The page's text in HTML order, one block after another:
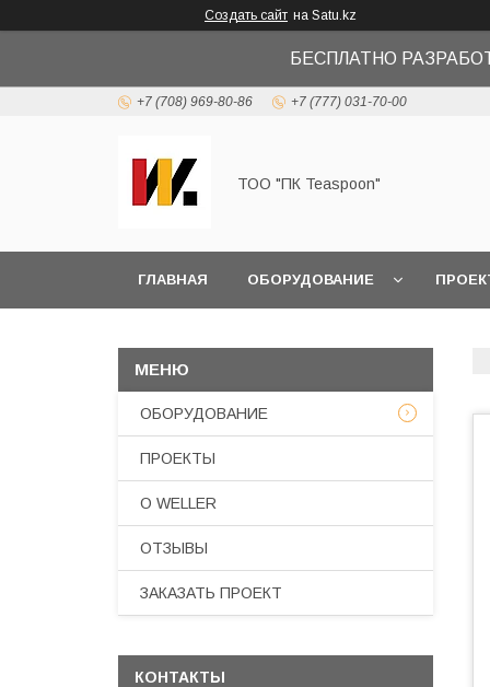
Создать сайт на Satu.kz
БЕСПЛАТНО
+7 (708) 969-80-86 +7 (777) 031-70-00
ТОО "ПК Teaspoon"
ГЛАВНАЯ ОБОРУДОВАНИЕ
ОБОРУДОВАНИЕ
ПРОЕКТЫ
О WELLER
ОТЗЫВЫ
ЗАКАЗАТЬ ПРОЕКТ
КОНТАКТЫ